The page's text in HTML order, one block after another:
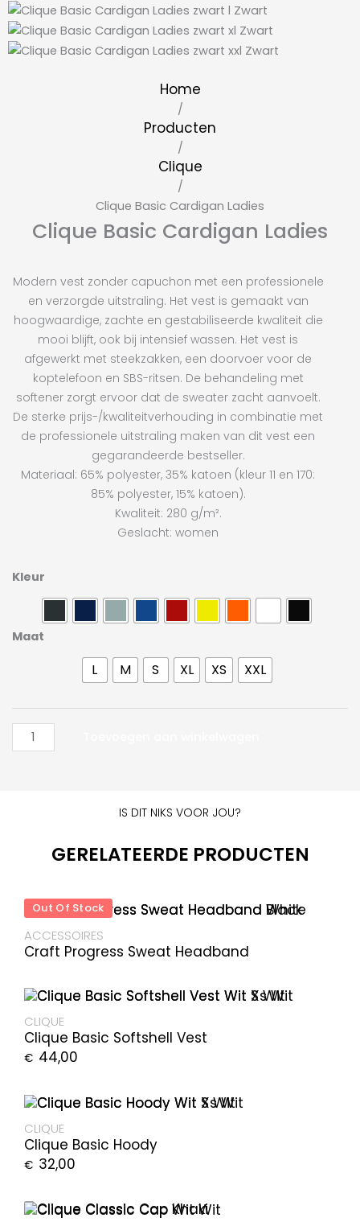
Home
/
Producten
/
Clique
/
Clique Basic Cardigan Ladies
Clique Basic Cardigan Ladies
Modern vest zonder capuchon met een professionele
en verzorgde uitstraling. Het vest is gemaakt van
hoogwaardige, zachte en gestabiliseerde kwaliteit die
mooi blijft, ook bij intensief wassen. Het vest is
afgewerkt met steekzakken, een doorvoer voor de
koptelefoon en SBS-ritsen. De behandeling met
softener zorgt ervoor dat de sweater zacht aanvoelt.
De sterke prijs-/kwaliteitverhouding in combinatie met
de professionele uitstraling maken van dit vest een
gegarandeerde bestseller.
Materiaal: 65% polyester, 35% katoen (kleur 11 en 170:
85% polyester, 15% katoen).
Kwaliteit: 280 g/m².
Geslacht: women
Kleur
Maat
L M S XL XS XXL
Clique
Ladies
IS DIT NIKS VOOR JOU?
GERELATEERDE PRODUCTEN
Out Of Stock
ACCESSOIRES
Craft Progress Sweat Headband
CLIQUE
Clique Basic Softshell Vest
€ 44,00
CLIQUE
Clique Basic Hoody
€ 32,00